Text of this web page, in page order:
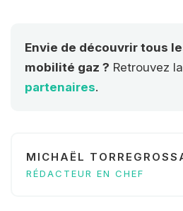
Envie de découvrir tous
mobilité gaz ? Retrouvez la
partenaires.
MICHAËL
RÉDACTEUR EN CHEF